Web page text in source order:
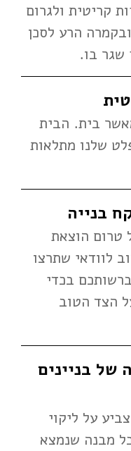
קריטית ולגרום
הרע לסכן
שגר בו.
בית. הבית
שלנו מתלאות
בנייה
טרום הוצאת
לוודאי שתרצו
בכדי
הצד הטוב
של בניינים
על ליקוי
מבנה שנמצא